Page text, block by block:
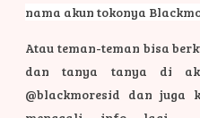
nama akun tokonya
Atau teman-teman bisa
dan tanya tanya di
@blackmoresid dan juga